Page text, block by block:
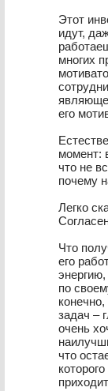
Этот
идут,
многих
его
момент:
что не
почему
Легко
Что
его
по
задач –
очень
что